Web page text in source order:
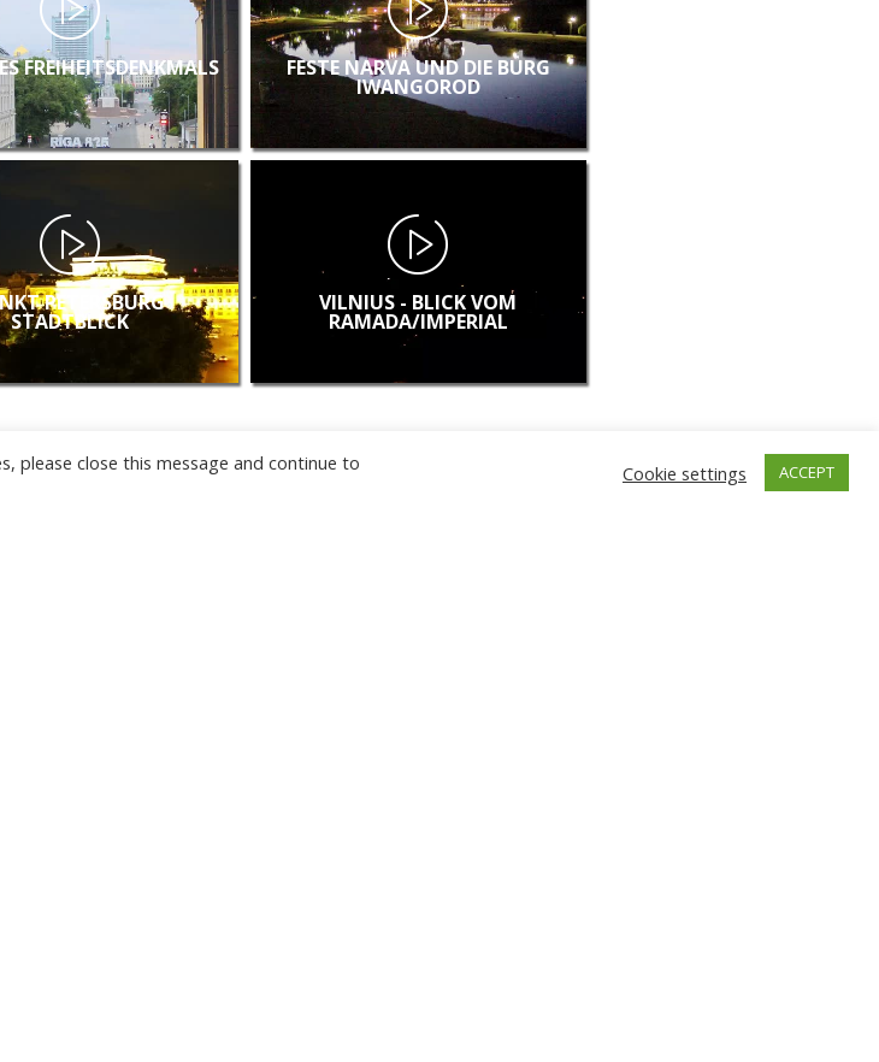
FREIHEITSDENKMALS FESTE NARVA UND DIE BURG
IWANGOROD
PETERSBURG
STADTBLICK
VILNIUS - BLICK VOM
RAMADA/IMPERIAL
please close this message and continue to
Cookie settings ACCEPT